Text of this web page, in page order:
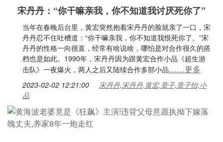
宋丹丹：“你干嘛亲我，你不知道我讨厌死你了”
当年在春晚后台里，黄宏突然抱着宋丹丹的脸就亲了一口，宋
丹丹忍不住吐槽道：“你干嘛亲我，你不知道我恨死你了。”宋
丹丹的性格一向很直，经常有啥说啥，哪怕是对合作很久的搭
档也是如此。1990年，宋丹丹因为跟黄宏合作小品《超生游
击队》一夜爆火，两人之后又陆续合作多部小品……更多
2023-02-02 12:21:00
宋丹丹,宋丹丹,黄宏,章子,章子怡,小
品